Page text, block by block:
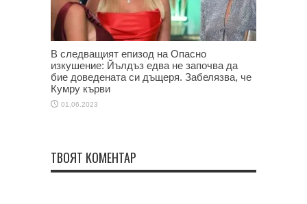
В следващият епизод на Опасно
изкушение: Йълдъз едва не започва да
бие доведената си дъщеря. Забелязва, че
Кумру кърви
01.06.2023
ТВОЯТ КОМЕНТАР